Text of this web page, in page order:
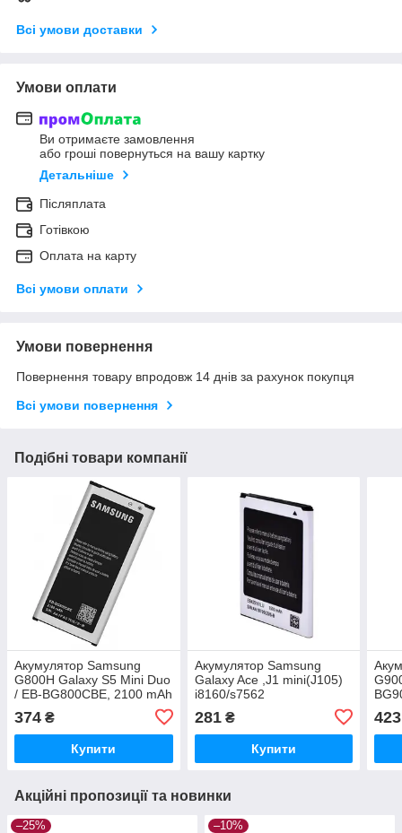
Всі умови доставки
Умови оплати
Ви отримаєте замовлення
або гроші повернуться на вашу картку
Детальніше
Післяплата
Готівкою
Оплата на карту
Всі умови оплати
Умови повернення
Повернення товару впродовж 14 днів за рахунок покупця
Всі умови повернення
Подібні товари компанії
Акумулятор Samsung
G800H Galaxy S5 Mini Duo
/ EB-BG800CBE, 2100 mAh
374 ₴
Купити
Акумулятор Samsung
Galaxy Ace ,J1 mini(J105)
i8160/s7562
zka/i8190/S7390/EB425161LU,
EB-BG313BBE, 1500 mAh
Original PRC
281₴
Купити
423
Акційні пропозиції та новинки
–25% –10%